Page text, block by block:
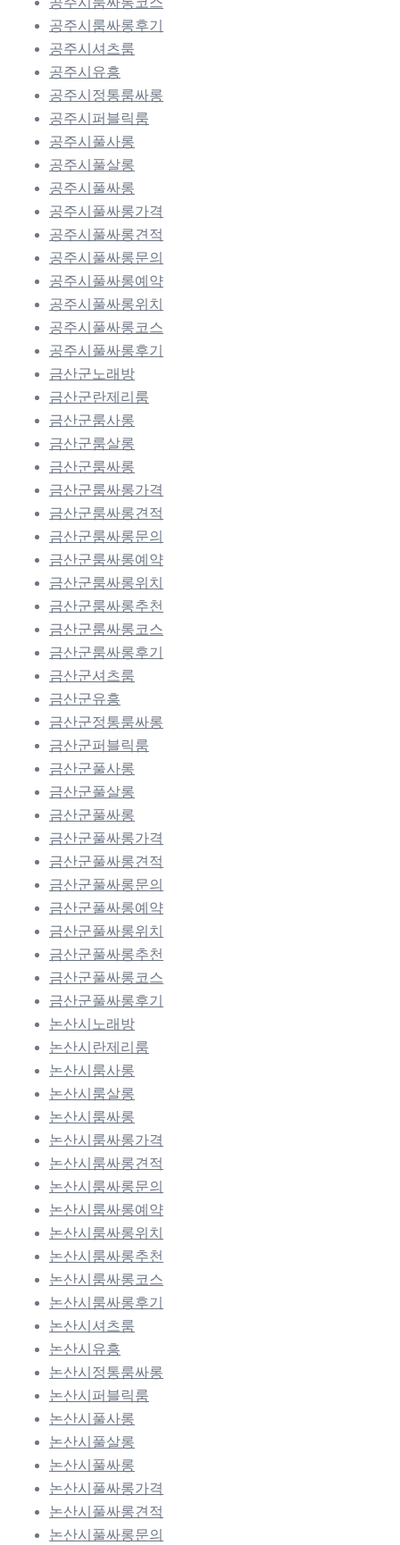
공주시룸싸롱후기
공주시셔츠룸
공주시유흥
공주시정통룸싸롱
공주시퍼블릭룸
공주시풀사롱
공주시풀살롱
공주시풀싸롱
공주시풀싸롱가격
공주시풀싸롱견적
공주시풀싸롱문의
공주시풀싸롱예약
공주시풀싸롱위치
공주시풀싸롱코스
공주시풀싸롱후기
금산군노래방
금산군란제리룸
금산군룸사롱
금산군룸살롱
금산군룸싸롱
금산군룸싸롱가격
금산군룸싸롱견적
금산군룸싸롱문의
금산군룸싸롱예약
금산군룸싸롱위치
금산군룸싸롱추천
금산군룸싸롱코스
금산군룸싸롱후기
금산군셔츠룸
금산군유흥
금산군정통룸싸롱
금산군퍼블릭룸
금산군풀사롱
금산군풀살롱
금산군풀싸롱
금산군풀싸롱가격
금산군풀싸롱견적
금산군풀싸롱문의
금산군풀싸롱예약
금산군풀싸롱위치
금산군풀싸롱추천
금산군풀싸롱코스
금산군풀싸롱후기
논산시노래방
논산시란제리룸
논산시룸사롱
논산시룸살롱
논산시룸싸롱
논산시룸싸롱가격
논산시룸싸롱견적
논산시룸싸롱문의
논산시룸싸롱예약
논산시룸싸롱위치
논산시룸싸롱추천
논산시룸싸롱코스
논산시룸싸롱후기
논산시셔츠룸
논산시유흥
논산시정통룸싸롱
논산시퍼블릭룸
논산시풀사롱
논산시풀살롱
논산시풀싸롱
논산시풀싸롱가격
논산시풀싸롱견적
논산시풀싸롱문의